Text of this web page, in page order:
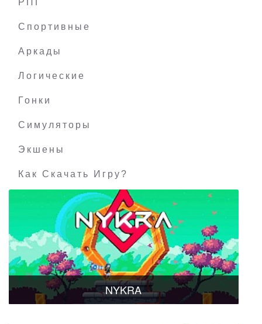
Спортивные
Аркады
Логические
Гонки
Симуляторы
Экшены
Как Скачать Игру?
NYKRA